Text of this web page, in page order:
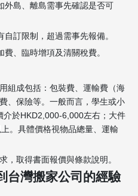
外島、離島需事先確認是否可
訂限制，超過需事先報備。
、臨時增項及清關稅費。
組成包括：包裝費、運輸費（海
、保險等。一般而言，學生或小
於HKD2,000-6,000左右；大件
。具體價格視物品總量、運輸
，取得書面報價與條款說明。
台灣搬家公司的經驗